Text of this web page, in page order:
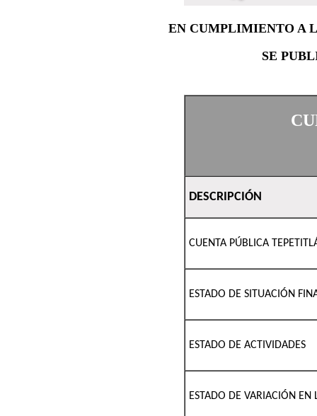
EN CUMPLIMIENTO A
SE
DESCRIPCIÓN
CUENTA PÚBLICA
ESTADO DE SITUACIÓN
ESTADO DE ACTIVIDADES
ESTADO DE VARIACIÓN